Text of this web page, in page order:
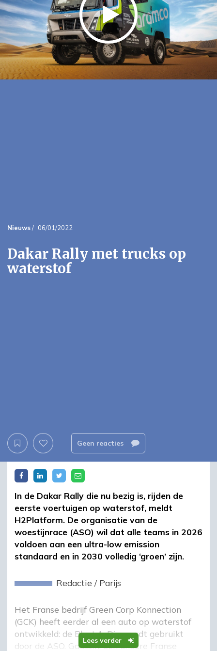
Nieuws/ 06/01/2022
Dakar Rally met trucks op
waterstof
Geen reacties
Lees verder
In de Dakar Rally die nu bezig is, rijden de
eerste voertuigen op waterstof, meldt
H2Platform. De organisatie van de
woestijnrace (ASO) wil dat alle teams in 2026
voldoen aan een ultra-low emission
standaard en in 2030 volledig ‘groen’ zijn.
Redactie / Parijs
Het Franse bedrijf Green Corp Konnection
(GCK) heeft eerder al een auto op waterstof
ontwikkeld: de Blast 1. Die wordt gebruikt
door de ASO. Gaussin, een andere Franse